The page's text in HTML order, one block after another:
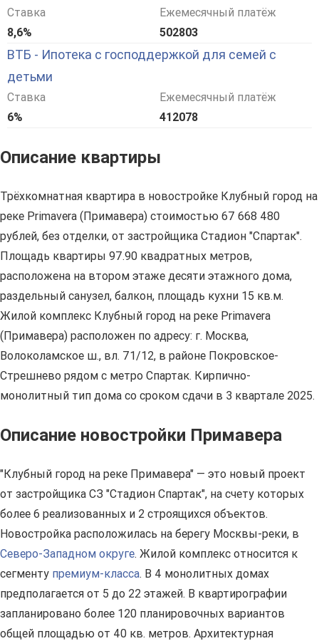
Ставка
8,6%
Ежемесячный платёж
502803
ВТБ - Ипотека с господдержкой для семей с
детьми
Ставка
6%
Ежемесячный платёж
412078
Описание квартиры
Трёхкомнатная квартира в новостройке Клубный город на
реке Primavera (Примавера) стоимостью 67 668 480
рублей, без отделки, от застройщика Стадион "Спартак".
Площадь квартиры 97.90 квадратных метров,
расположена на втором этаже десяти этажного дома,
раздельный санузел, балкон, площадь кухни 15 кв.м.
Жилой комплекс Клубный город на реке Primavera
(Примавера) расположен по адресу: г. Москва,
Волоколамское ш., вл. 71/12, в районе Покровское-
Стрешнево рядом с метро Спартак. Кирпично-
монолитный тип дома со сроком сдачи в 3 квартале 2025.
Описание новостройки Примавера
"Клубный город на реке Примавера" — это новый проект
от застройщика СЗ "Стадион Спартак", на счету которых
более 6 реализованных и 2 строящихся объектов.
Новостройка расположилась на берегу Москвы-реки, в
Северо-Западном округе. Жилой комплекс относится к
сегменту премиум-класса. В 4 монолитных домах
предполагается от 5 до 22 этажей. В квартирографии
запланировано более 120 планировочных вариантов
общей площадью от 40 кв. метров. Архитектурная